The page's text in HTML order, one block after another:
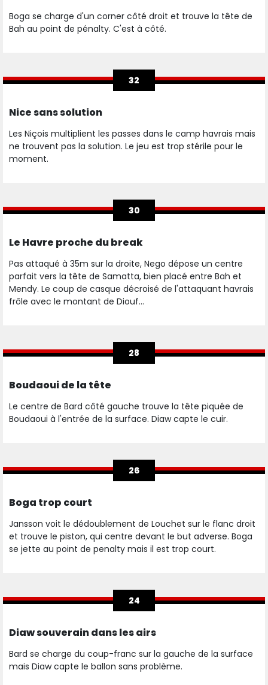
Boga se charge d'un corner côté droit et trouve la tête de
Bah au point de pénalty. C'est à côté.
32
Nice sans solution
Les Niçois multiplient les passes dans le camp havrais mais
ne trouvent pas la solution. Le jeu est trop stérile pour le
moment.
30
Le Havre proche du break
Pas attaqué à 35m sur la droite, Nego dépose un centre
parfait vers la tête de Samatta, bien placé entre Bah et
Mendy. Le coup de casque décroisé de l'attaquant havrais
frôle avec le montant de Diouf...
28
Boudaoui de la tête
Le centre de Bard côté gauche trouve la tête piquée de
Boudaoui à l'entrée de la surface. Diaw capte le cuir.
26
Boga trop court
Jansson voit le dédoublement de Louchet sur le flanc droit
et trouve le piston, qui centre devant le but adverse. Boga
se jette au point de penalty mais il est trop court.
24
Diaw souverain dans les airs
Bard se charge du coup-franc sur la gauche de la surface
mais Diaw capte le ballon sans problème.